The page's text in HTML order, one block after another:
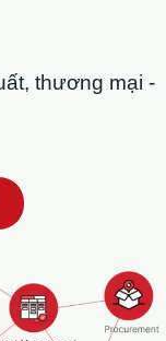
thương mại -